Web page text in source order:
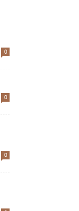
0
0
0